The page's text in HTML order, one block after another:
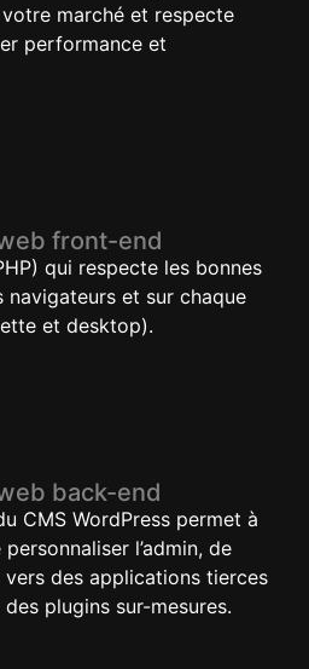
marché et respecte
performance et
front-end
qui respecte les bonnes
navigateurs et sur chaque
et desktop).
back-end
CMS WordPress permet à
l’admin, de
vers des applications tierces
plugins sur-mesures.